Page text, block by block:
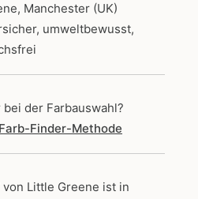
Manchester (UK)
umweltbewusst,
der Farbauswahl?
Finder-Methode
von Little Greene ist in